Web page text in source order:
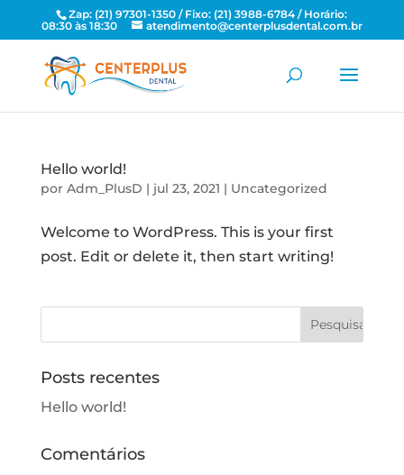
Zap: (21) 97301-1350 / Fixo: (21) 3988-6784 / Horário:
08:30 às 18:30
atendimento@centerplusdental.com.br
Hello world!
por Adm_PlusD | jul 23, 2021 | Uncategorized
Welcome to WordPress. This is your first
post. Edit or delete it, then start writing!
Posts recentes
Hello world!
Comentários